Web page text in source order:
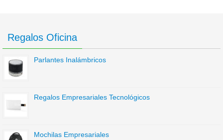
Regalos Oficina
Parlantes Inalámbricos
Regalos Empresariales Tecnológicos
Mochilas Empresariales